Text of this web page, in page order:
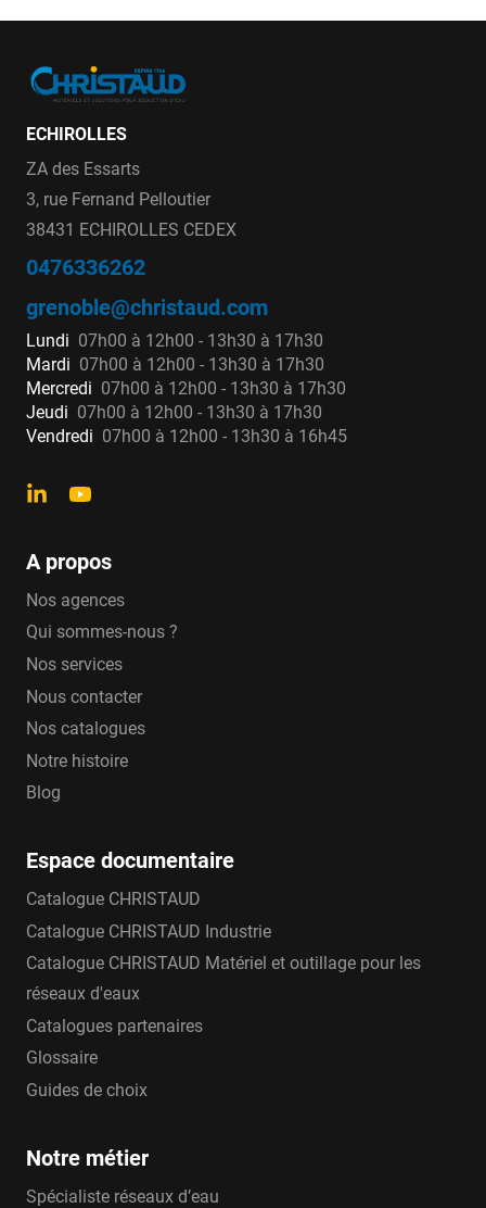
ECHIROLLES
ZA des Essarts
3, rue Fernand Pelloutier
38431 ECHIROLLES CEDEX
0476336262
grenoble@christaud.com
Lundi 07h00 à 12h00 - 13h30 à 17h30
Mardi 07h00 à 12h00 - 13h30 à 17h30
Mercredi 07h00 à 12h00 - 13h30 à 17h30
Jeudi 07h00 à 12h00 - 13h30 à 17h30
Vendredi 07h00 à 12h00 - 13h30 à 16h45
A propos
Nos agences
Qui sommes-nous ?
Nos services
Nous contacter
Nos catalogues
Notre histoire
Blog
Espace documentaire
Catalogue CHRISTAUD
Catalogue CHRISTAUD Industrie
Catalogue CHRISTAUD Matériel et outillage pour les
réseaux d'eaux
Catalogues partenaires
Glossaire
Guides de choix
Notre métier
Spécialiste réseaux d’eau